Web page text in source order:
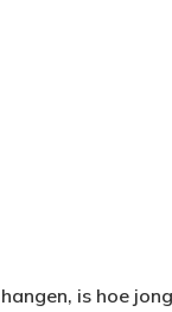
is hoe